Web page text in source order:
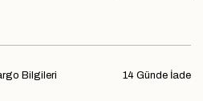
14 Günde İade
Bilgileri